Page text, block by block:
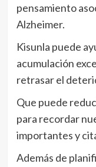
pensamiento
Alzheimer.
Kisunla puede
acumulación
retrasar el
Que puede
para recordar
importantes y
Además de